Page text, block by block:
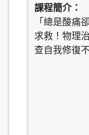
課程簡介：
「總是酸痛
求救！物理
查自我修復